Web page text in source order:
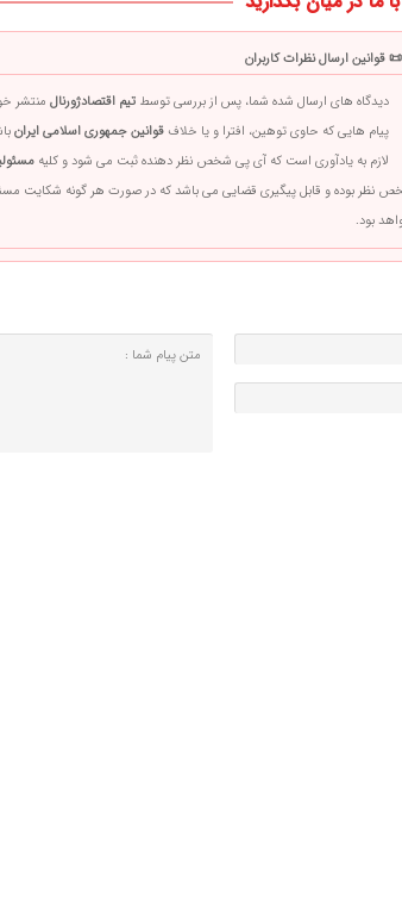
📜 قوانین ارسال نظرات کاربران
دیدگاه های ارسال شده شما، پس از بررسی توسط تیم اقتصادژورنال منتشر
پیام هایی که حاوی توهین، افترا و یا خلاف قوانین جمهوری اسلامی ایران
لازم به یادآوری است که آی پی شخص نظر دهنده ثبت می شود و کلیه
نظر بوده و قابل پیگیری قضایی می باشد که در صورت هر گونه شکایت
بود.